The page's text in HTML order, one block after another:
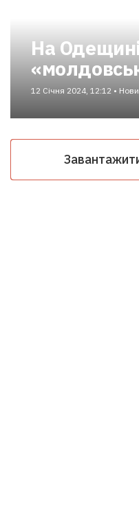
На
12 Січня 2024, 12:12 •